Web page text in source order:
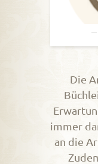
Die
immer
an die